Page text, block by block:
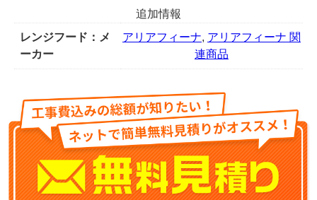
は
行
っ
お
り
ま
せ
ん。
個
追加情報
レンジフード：メ
ーカー
アリアフィーナ, アリアフィーナ 関
連商品